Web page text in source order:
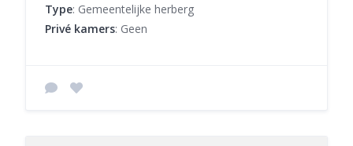
Type: Gemeentelijke herberg
Privé kamers: Geen